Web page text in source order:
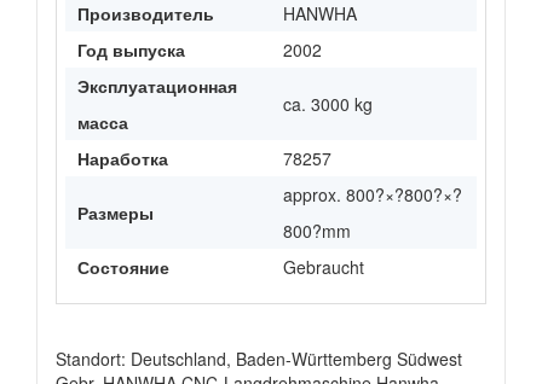
Производитель
HANWHA
Год выпуска
2002
Эксплуатационная
масса
ca. 3000 kg
Наработка 78257
Размеры
approx. 800?×?800?×?
800?mm
Состояние
Gebraucht
Standort: Deutschland, Baden-Württemberg Südwest